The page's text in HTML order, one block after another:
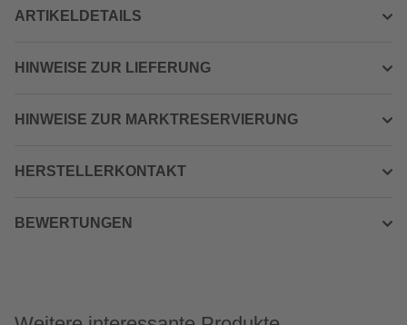
ARTIKELDETAILS
HINWEISE ZUR LIEFERUNG
HINWEISE ZUR MARKTRESERVIERUNG
HERSTELLERKONTAKT
BEWERTUNGEN